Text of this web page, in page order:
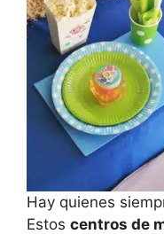
Hay quienes
Estos centros de